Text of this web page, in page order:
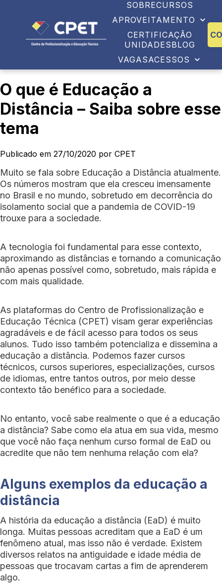
SOBRECURSOS
APROVEITAMENTO
CERTIFICAÇÃO
UNIDADESBLOG
VAGASACESSOS
O que é Educação a
Distância – Saiba sobre esse
tema
Publicado em 27/10/2020 por CPET
Muito se fala sobre Educação a Distância atualmente.
Os números mostram que ela cresceu imensamente
no Brasil e no mundo, sobretudo em decorrência do
isolamento social que a pandemia de COVID-19
trouxe para a sociedade.
A tecnologia foi fundamental para esse contexto,
aproximando as distâncias e tornando a comunicação
não apenas possível como, sobretudo, mais rápida e
com mais qualidade.
As plataformas do Centro de Profissionalização e
Educação Técnica (CPET) visam gerar experiências
agradáveis e de fácil acesso para todos os seus
alunos. Tudo isso também potencializa e dissemina a
educação a distância. Podemos fazer cursos
técnicos, cursos superiores, especializações, cursos
de idiomas, entre tantos outros, por meio desse
contexto tão benéfico para a sociedade.
No entanto, você sabe realmente o que é a educação
a distância? Sabe como ela atua em sua vida, mesmo
que você não faça nenhum curso formal de EaD ou
acredite que não tem nenhuma relação com ela?
Alguns exemplos da educação a
distância
A história da educação a distância (EaD) é muito
longa. Muitas pessoas acreditam que a EaD é um
fenômeno atual, mas isso não é verdade. Existem
diversos relatos na antiguidade e idade média de
pessoas que trocavam cartas a fim de aprenderem
algo.